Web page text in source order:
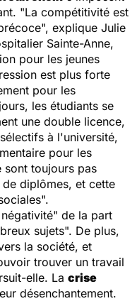
"La compétitivité est
", explique Julie
Sainte-Anne,
pour les jeunes
est plus forte
pour les
les étudiants se
une double licence,
à l'université,
pour les
sont toujours pas
diplômes, et cette
".
" de la part
sujets". De plus,
la société, et
trouver un travail
elle. La crise
désenchantement.